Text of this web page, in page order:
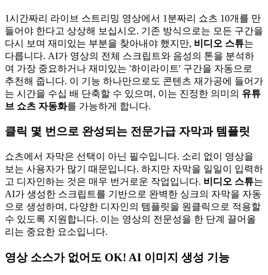
1시간짜리 라이브 스트리밍 영상에서 1분짜리 쇼츠 10개를 만
들어야 한다고 상상해 보십시오. 기존 방식으로는 모든 구간을
다시 보며 재미있는 부분을 찾아내야 했지만, 비디오 스튜는
다릅니다. AI가 영상의 전체 스크립트와 음성의 톤을 분석하
여 가장 중요하거나 재미있는 '하이라이트' 구간을 자동으로
추천해 줍니다. 이 기능 하나만으로도 콘텐츠 재가공에 들어가
는 시간을 수십 배 단축할 수 있으며, 이는 진정한 의미의 유튜
브 쇼츠 자동화를 가능하게 합니다.
클릭 몇 번으로 완성되는 전문가급 자막과 템플릿
쇼츠에서 자막은 선택이 아닌 필수입니다. 소리 없이 영상을
보는 사용자가 많기 때문입니다. 하지만 자막을 일일이 입력하
고 디자인하는 것은 매우 번거로운 작업입니다. 비디오 스튜는
AI가 생성한 스크립트를 기반으로 완벽한 싱크의 자막을 자동
으로 생성하며, 다양한 디자인의 템플릿을 원클릭으로 적용할
수 있도록 지원합니다. 이는 영상의 전문성을 한 단계 끌어올
리는 중요한 요소입니다.
영상 소스가 없어도 OK! AI 이미지 생성 기능